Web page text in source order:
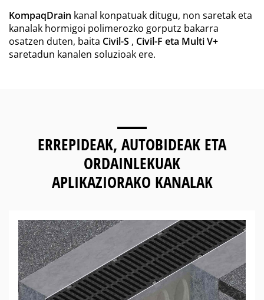
KompaqDrain kanal konpatuak ditugu, non saretak eta
kanalak hormigoi polimerozko gorputz bakarra
osatzen duten, baita Civil-S , Civil-F eta Multi V+
saretadun kanalen soluzioak ere.
ERREPIDEAK, AUTOBIDEAK ETA
ORDAINLEKUAK
APLIKAZIORAKO KANALAK